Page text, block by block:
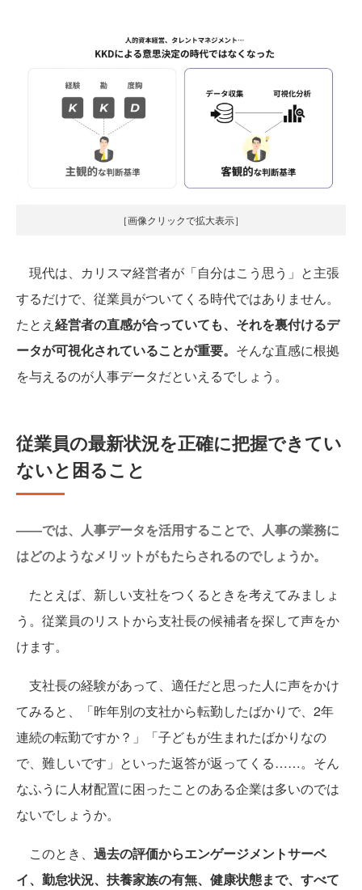
［画像クリックで拡大表示］
現代は、カリスマ経営者が「自分はこう思う」と主張
するだけで、従業員がついてくる時代ではありません。
たとえ 経営者の直感が合っていても、それを裏付けるデ
ータが可視化されていることが重要。 そんな直感に根拠
を与えるのが人事データだといえるでしょう。
従業員の最新状況を正確に把握できてい
ないと困ること
——では、人事データを活用することで、人事の業務に
はどのようなメリットがもたらされるのでしょうか。
たとえば、新しい支社をつくるときを考えてみましょ
う。従業員のリストから支社長の候補者を探して声をか
けます。
支社長の経験があって、適任だと思った人に声をかけ
てみると、「昨年別の支社から転勤したばかりで、2年
連続の転勤ですか？」「子どもが生まれたばかりなの
で、難しいです」といった返答が返ってくる……。そん
なふうに人材配置に困ったことのある企業は多いのでは
ないでしょうか。
このとき、 過去の評価からエンゲージメントサーベ
イ、勤怠状況、扶養家族の有無、健康状態まで、すべて